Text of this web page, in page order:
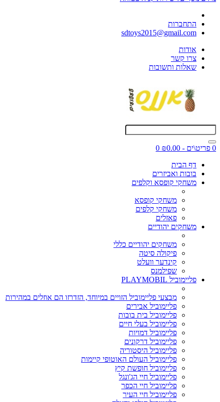
התחברות
sdtoys2015@gmail.com
אודות
צרו קשר
שאלות ותשובות
0 פריט\ים - ₪0.00
0
דף הבית
בובות ואביזרים
משחקי קופסא וקלפים
משחקי קופסא
משחקי קלפים
פאזלים
משחקים יהודיים
משחקים יהודיים כללי
פיקולה סיטה
קינדער וועלט
שפילמנס
פליימוביל PLAYMOBIL
מבצעי פליימוביל הזויים במיוחד, הזדרזו הם אוזלים במהירות
פליימוביל אבירים
פליימוביל בית בובות
פליימוביל בעלי חיים
פליימוביל דמויות
פליימוביל דרקונים
פליימוביל היסטוריה
פליימוביל העולם האוטופי קיימות
פליימוביל חופשת קיץ
פליימוביל חיי הג'ונגל
פליימוביל חיי הכפר
פליימוביל חיי העיר